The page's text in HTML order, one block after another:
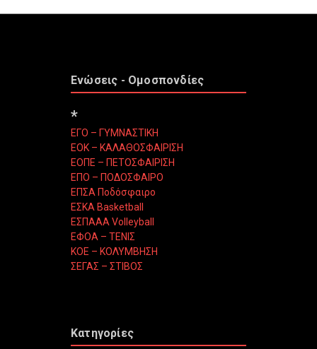
Ενώσεις - Ομοσπονδίες
*
ΕΓΟ – ΓΥΜΝΑΣΤΙΚΗ
ΕΟΚ – ΚΑΛΑΘΟΣΦΑΙΡΙΣΗ
ΕΟΠΕ – ΠΕΤΟΣΦΑΙΡΙΣΗ
ΕΠΟ – ΠΟΔΟΣΦΑΙΡΟ
ΕΠΣΑ Ποδόσφαιρο
ΕΣΚΑ Basketball
ΕΣΠΑΑΑ Volleyball
ΕΦΟΑ – ΤΕΝΙΣ
ΚΟΕ – ΚΟΛΥΜΒΗΣΗ
ΣΕΓΑΣ – ΣΤΙΒΟΣ
Κατηγορίες